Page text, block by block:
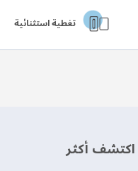
تغطية استثنائية
اكتشف أكثر